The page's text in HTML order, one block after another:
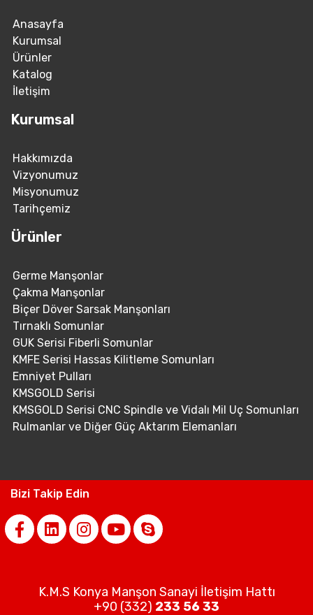
Anasayfa
Kurumsal
Ürünler
Katalog
İletişim
Kurumsal
Hakkımızda
Vizyonumuz
Misyonumuz
Tarihçemiz
Ürünler
Germe Manşonlar
Çakma Manşonlar
Biçer Döver Sarsak Manşonları
Tırnaklı Somunlar
GUK Serisi Fiberli Somunlar
KMFE Serisi Hassas Kilitleme Somunları
Emniyet Pulları
KMSGOLD Serisi
KMSGOLD Serisi CNC Spindle ve Vidalı Mil Uç Somunları
Rulmanlar ve Diğer Güç Aktarım Elemanları
Bizi Takip Edin
K.M.S Konya Manşon Sanayi İletişim Hattı
+90 (332) 233 56 33